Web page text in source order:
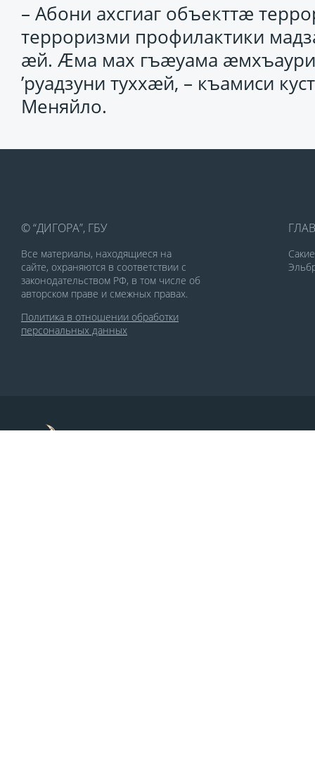
– Абони ахсгиаг объекттæ
терроризми профилактики
æй. Æма мах гъæуама
’руадзуни туххæй, – къамиси
Меняйло.
© “ДИГОРА”, ГБУ
Все материалы, находящиеся на
сайте, охраняются в соответствии с
законодательством РФ, в том числе об
авторском праве и смежных правах.
Политика в отношении обработки
персональных данных